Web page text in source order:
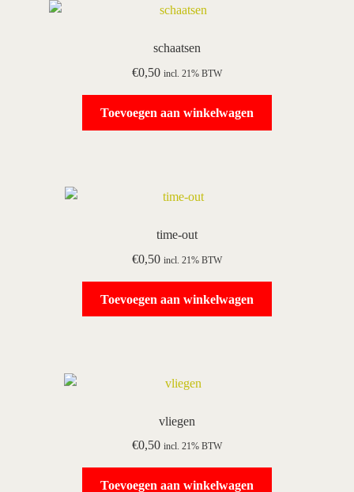
schaatsen
€0,50 incl. 21% BTW
Toevoegen aan winkelwagen
time-out
€0,50 incl. 21% BTW
Toevoegen aan winkelwagen
vliegen
€0,50 incl. 21% BTW
Toevoegen aan winkelwagen